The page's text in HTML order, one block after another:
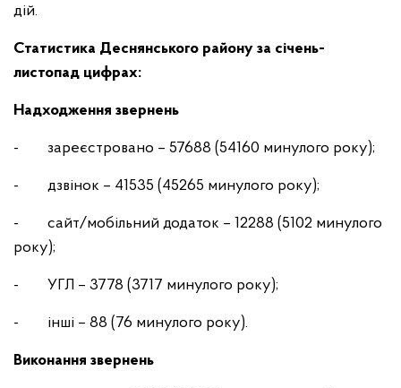
дій.
Статистика Деснянського району за січень-
листопад цифрах:
Надходження звернень
- зареєстровано – 57688 (54160 минулого року);
- дзвінок – 41535 (45265 минулого року);
- сайт/мобільний додаток – 12288 (5102 минулого
року);
- УГЛ – 3778 (3717 минулого року);
- інші – 88 (76 минулого року).
Виконання звернень